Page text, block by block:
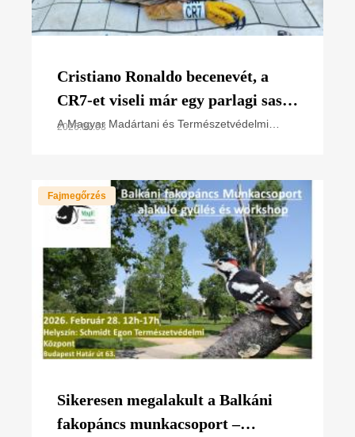
Cristiano Ronaldo becenevét, a
CR7-et viseli már egy parlagi sas
fióka is
A Magyar Madártani és Természetvédelmi
2026.07.03
Fajmegőrzés
Sikeresen megalakult a Balkáni
fakopáncs munkacsoport –